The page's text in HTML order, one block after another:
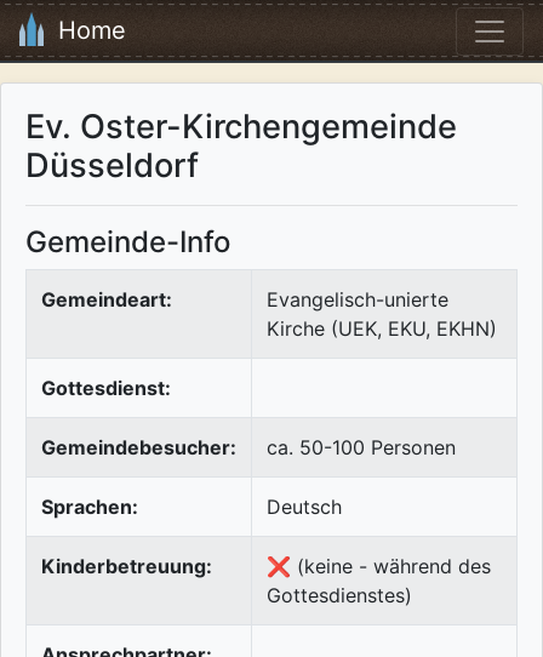
Home
Ev. Oster-Kirchengemeinde
Düsseldorf
Gemeinde-Info
Gemeindeart:
Evangelisch-unierte
Kirche (UEK, EKU, EKHN)
Gottesdienst:
Gemeindebesucher: ca. 50-100 Personen
Sprachen: Deutsch
Kinderbetreuung:
❌ (keine - während des
Gottesdienstes)